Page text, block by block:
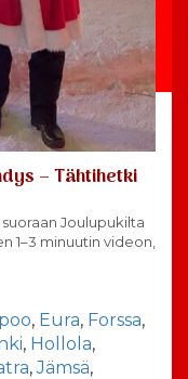
– Tähtihetki
Joulupukilta
1–3 minuutin videon,
, Eura, Forssa,
, Hollola,
,Jämsä,